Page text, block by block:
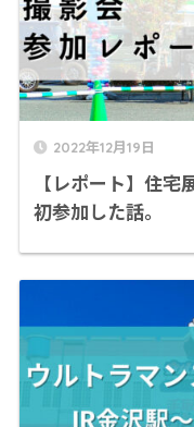
2022年12月19日
【レポート】住
初参加した話。